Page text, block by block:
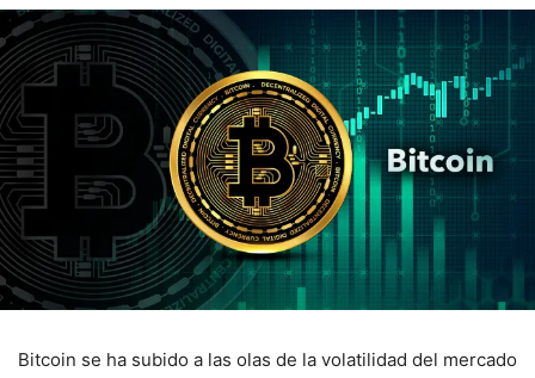
Bitcoin se ha subido a las olas de la volatilidad del mercado